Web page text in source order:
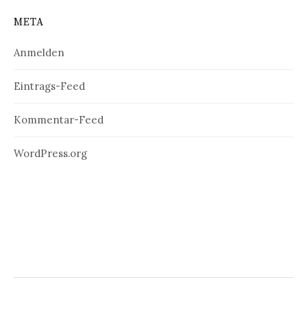
META
Anmelden
Eintrags-Feed
Kommentar-Feed
WordPress.org